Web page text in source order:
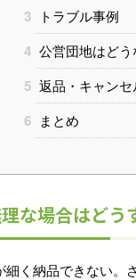
3 トラブル事例
4 公営団地はど
5 返品・キャン
6 まとめ
な場合はどう
細く納品できない。